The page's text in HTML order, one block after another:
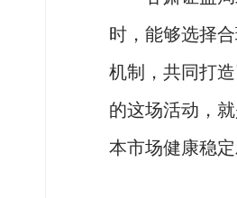
时，能够选择
机制，共同打造
的这场活动，
本市场健康稳定